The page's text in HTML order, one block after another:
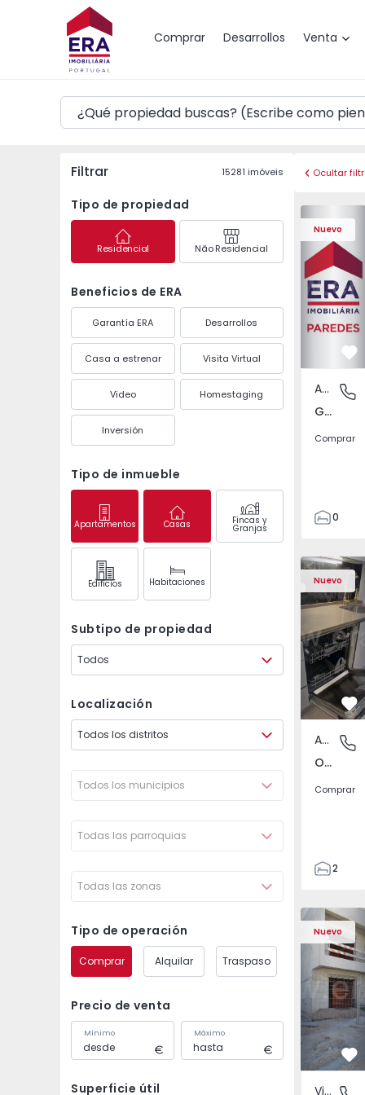
Comprar Desarrollos Venta
Mapa
Filtrar 15281 imóveis
Tipo de propiedad
Residencial Não Residencial
Beneficios de ERA
Garantía ERA Desarrollos
Casa a estrenar Visita Virtual
Video Homestaging
Inversión
Tipo de inmueble
Apartamentos Casas Fincas y
Granjas
Edifícios Habitaciones
Subtipo de propiedad
Todos
Localización
Todos los distritos
Todos los municipios
Todas las parroquias
Todas las zonas
Tipo de operación
Comprar Alquilar Traspaso
Precio de venta
Mínimo Máximo
Superficie útil
Ocultar
Nuevo
Gandra,
Apartamento
Gandra, Porto
Comprar
0
3
Nuevo
Apartamento T2
Apartamento
Odivelas, Lisboa
Comprar
2
70
82
1
2
Nuevo
Vivienda Pareada
Vivienda
Vivienda Pareada